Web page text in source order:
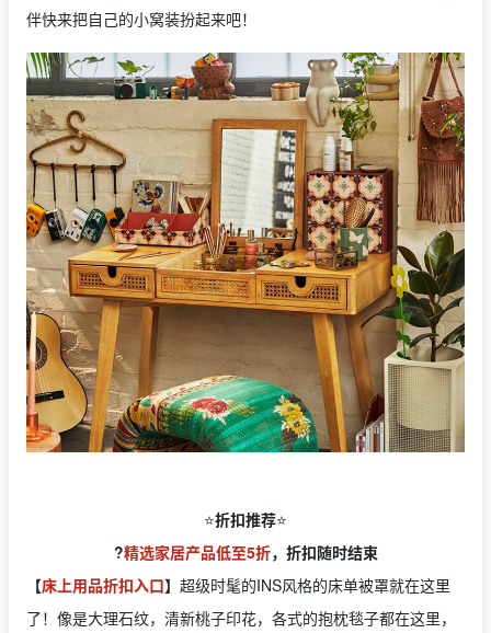
伴快来把自己的小窝装扮起来吧！
⭐️折扣推荐⭐️
?精选家居产品低至5折，折扣随时结束
【床上用品折扣入口】 超级时髦的INS风格的床单被罩就在这里
了！像是大理石纹，清新桃子印花，各式的抱枕毯子都在这里，